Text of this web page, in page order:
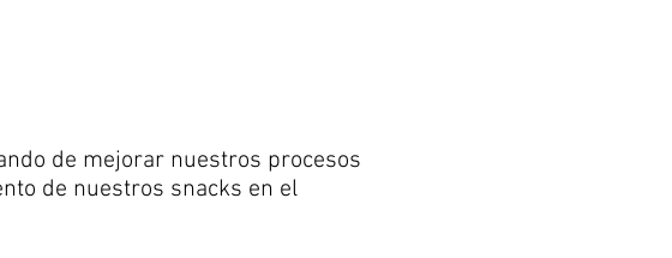
de mejorar nuestros procesos
de nuestros snacks en el